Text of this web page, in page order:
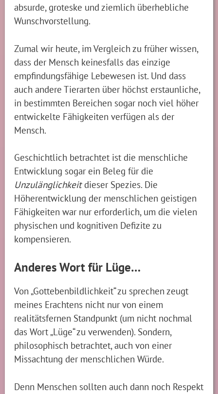
absurde, groteske und ziemlich überhebliche
Wunschvorstellung.
Zumal wir heute, im Vergleich zu früher wissen,
dass der Mensch keinesfalls das einzige
empfindungsfähige Lebewesen ist. Und dass
auch andere Tierarten über höchst erstaunliche,
in bestimmten Bereichen sogar noch viel höher
entwickelte Fähigkeiten verfügen als der
Mensch.
Geschichtlich betrachtet ist die menschliche
Entwicklung sogar ein Beleg für die
Unzulänglichkeitdieser Spezies. Die
Höherentwicklung der menschlichen geistigen
Fähigkeiten war nur erforderlich, um die vielen
physischen und kognitiven Defizite zu
kompensieren.
Anderes Wort für Lüge…
Von „Gottebenbildlichkeit“ zu sprechen zeugt
meines Erachtens nicht nur von einem
realitätsfernen Standpunkt (um nicht nochmal
das Wort „Lüge“ zu verwenden). Sondern,
philosophisch betrachtet, auch von einer
Missachtung der menschlichen Würde.
Denn Menschen sollten auch dann noch Respekt